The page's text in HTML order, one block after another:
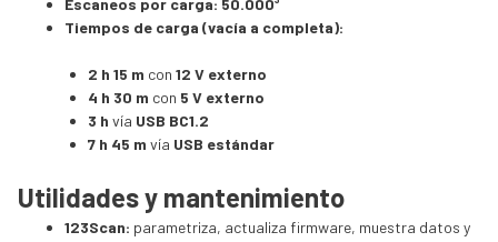
Escaneos por carga: 50.000³
Tiempos de carga (vacía a completa):
2 h 15 m con 12 V externo
4 h 30 m con 5 V externo
3 h vía USB BC1.2
7 h 45 m vía USB estándar
Utilidades y mantenimiento
123Scan: parametriza, actualiza firmware, muestra datos y